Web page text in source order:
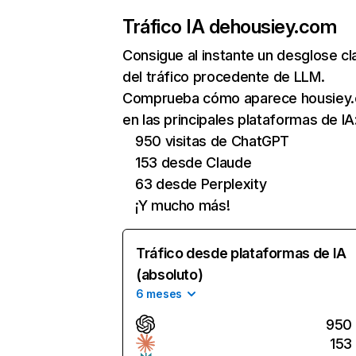
Tráfico IA dehousiey.com
Consigue al instante un desglose
del tráfico procedente de LLM.
Comprueba cómo aparece
en las principales plataformas de
950 visitas de ChatGPT
153 desde Claude
63 desde Perplexity
¡Y mucho más!
Tráfico desde plataformas de IA
(absoluto)
6 meses
950
153